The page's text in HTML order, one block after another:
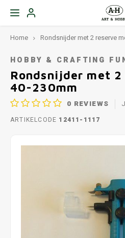
Home Rondsnijder met 2 reserve
HOBBY & CRAFTING
Rondsnijder met
40-230mm
0 REVIEWS
ARTIKELCODE 12411-1117